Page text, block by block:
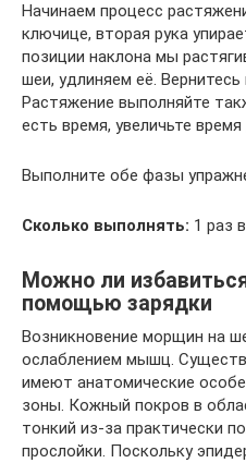
Начинаем процесс
ключице, вторая рука
позиции наклона мы
шеи, удлиняем её.
Растяжение выполняйте
есть время, увеличьте
Выполните обе фазы
Сколько выполнять: 1 раз
Можно ли
помощью зарядки
Возникновение морщин на
ослаблением мышц.
имеют анатомические
зоны. Кожный покров в
тонкий из-за практически
прослойки. Поскольку